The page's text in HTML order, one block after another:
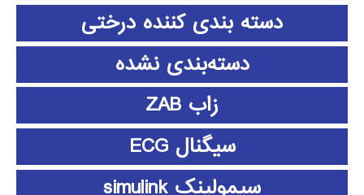
دسته بندی کننده درختی
دسته‌بندی نشده
زاب ZAB
سیگنال ECG
سیمولینک simulink